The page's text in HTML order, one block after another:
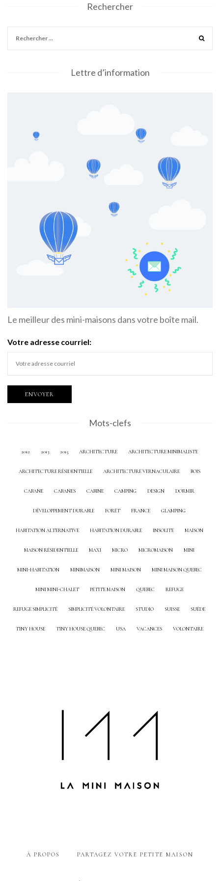
Rechercher
Lettre d’information
Le meilleur des mini-maisons dans votre boîte mail.
Votre adresse courriel:
Mots-clefs
2012 2013 2015 ARCHITECTURE ARCHITECTURE MINIMALISTE
ARCHITECTURE RÉSIDENTIELLE ARCHITECTURE VERNACULAIRE BOIS
CABANE CABANES CABINE CAMPING DESIGN DORMIR
DÉVELOPPEMENT DURABLE FORÊT FRANCE GLAMPING
HABITATION ALTERNATIVE HABITATION DURABLE INSOLITE MAISON
MAISON RÉSIDENTIELLE MAXI MICRO MICROMAISON MINI
MINI-HABITATION MINIMAISON MINI MAISON MINI MAISON QUEBEC
MINI MINI-CHALET PETITE MAISON QUEBEC REFUGE
REFUGE SIMPLICITÉ SIMPLICITÉ VOLONTAIRE STUDIO SUISSE SUÈDE
TINY HOUSE TINY HOUSE QUEBEC USA VACANCES VOLONTAIRE
À PROPOS PARTAGEZ VOTRE PETITE MAISON